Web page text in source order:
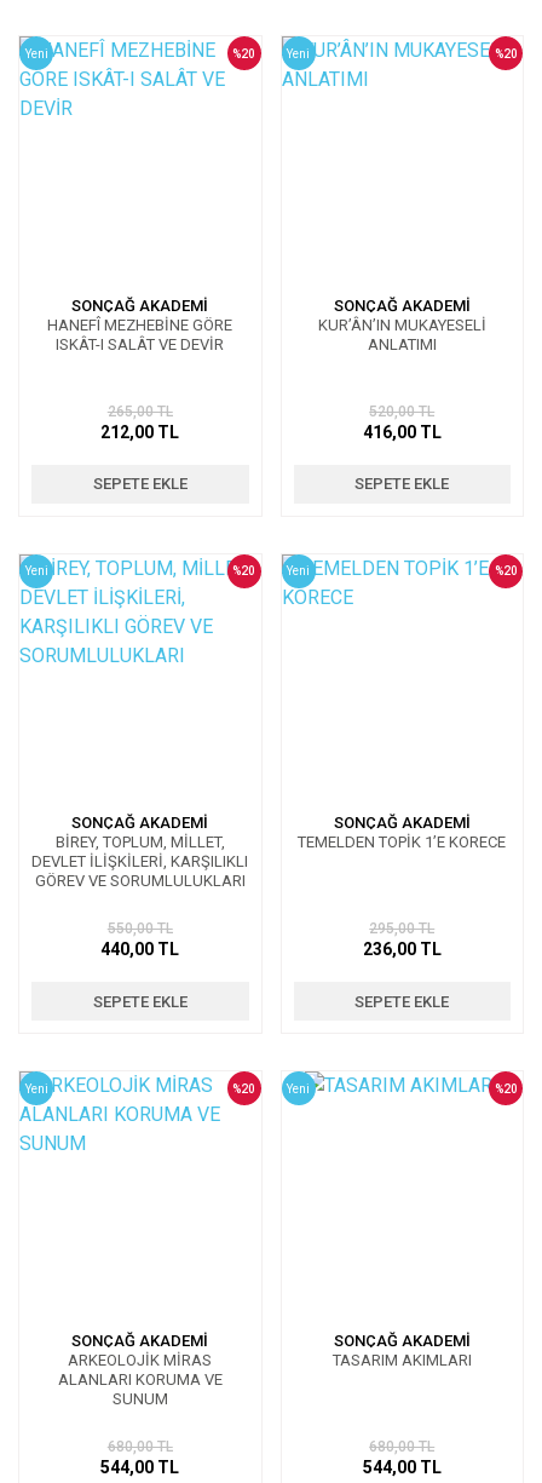
Yeni
SONÇAĞ AKADEMİ
HANEFÎ MEZHEBİNE GÖRE
ISKÂT-I SALÂT VE DEVİR
%20
265,00 TL
212,00 TL
SEPETE EKLE
Yeni
SONÇAĞ AKADEMİ
KUR’ÂN’IN MUKAYESELİ
ANLATIMI
%20
520,00 TL
416,00 TL
SEPETE EKLE
Yeni
SONÇAĞ AKADEMİ
BİREY, TOPLUM, MİLLET,
DEVLET İLİŞKİLERİ, KARŞILIKLI
GÖREV VE SORUMLULUKLARI
%20
550,00 TL
440,00 TL
SEPETE EKLE
Yeni
SONÇAĞ AKADEMİ
TEMELDEN TOPİK 1’E KORECE
%20
295,00 TL
236,00 TL
SEPETE EKLE
Yeni
SONÇAĞ AKADEMİ
ARKEOLOJİK MİRAS
ALANLARI KORUMA VE
SUNUM
%20
680,00 TL
544,00 TL
Yeni
SONÇAĞ AKADEMİ
TASARIM AKIMLARI
%20
680,00 TL
544,00 TL